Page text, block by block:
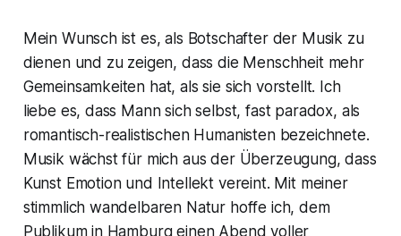
Mein Wunsch ist es, als Botschafter der Musik zu
dienen und zu zeigen, dass die Menschheit mehr
Gemeinsamkeiten hat, als sie sich vorstellt. Ich
liebe es, dass Mann sich selbst, fast paradox, als
romantisch-realistischen Humanisten bezeichnete.
Musik wächst für mich aus der Überzeugung, dass
Kunst Emotion und Intellekt vereint. Mit meiner
stimmlich wandelbaren Natur hoffe ich, dem
Publikum in Hamburg einen Abend voller